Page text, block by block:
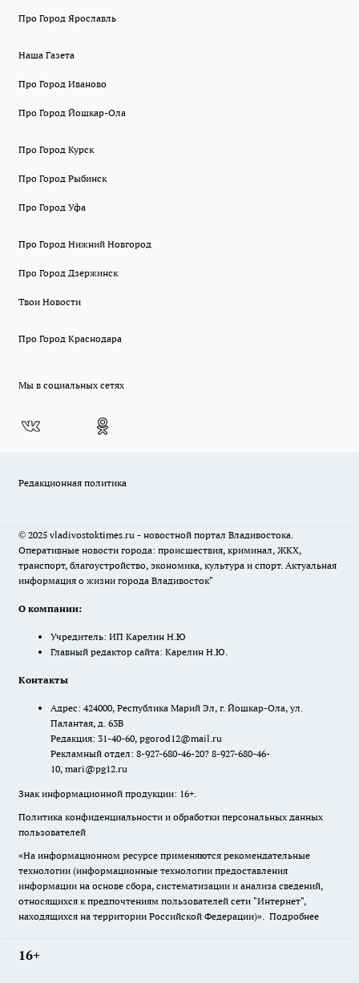
Про Город Ярославль
Наша Газета
Про Город Иваново
Про Город Йошкар-Ола
Про Город Курск
Про Город Рыбинск
Про Город Уфа
Про Город Нижний Новгород
Про Город Дзержинск
Твои Новости
Про Город Краснодара
Мы в социальных сетях
Редакционная политика
© 2025 vladivostoktimes.ru - новостной портал Владивостока.
Оперативные новости города: происшествия, криминал, ЖКХ,
транспорт, благоустройство, экономика, культура и спорт. Актуальная
информация о жизни города Владивосток"
О компании:
Учредитель: ИП Карелин Н.Ю
Главный редактор сайта: Карелин Н.Ю.
Контакты
Адрес: 424000, Республика Марий Эл, г. Йошкар-Ола, ул.
Палантая, д. 63В
Редакция: 31-40-60, pgorod12@mail.ru
Рекламный отдел: 8-927-680-46-20? 8-927-680-46-
10, mari@pg12.ru
Знак информационной продукции: 16+.
Политика конфиденциальности и обработки персональных данных
пользователей
«На информационном ресурсе применяются рекомендательные
технологии (информационные технологии предоставления
информации на основе сбора, систематизации и анализа сведений,
относящихся к предпочтениям пользователей сети "Интернет",
находящихся на территории Российской Федерации)». Подробнее
16+